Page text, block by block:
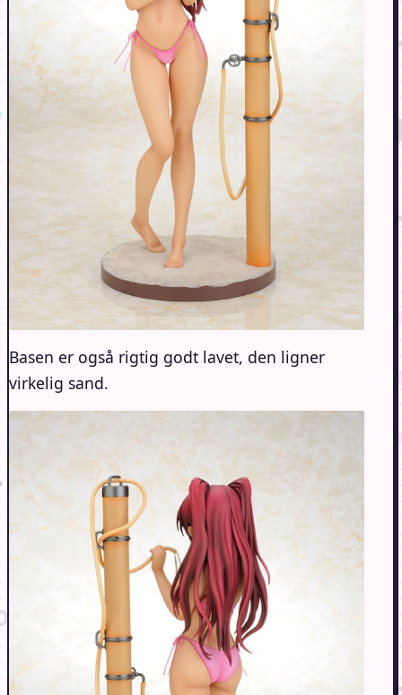
Basen er også rigtig godt lavet, den ligner
virkelig sand.